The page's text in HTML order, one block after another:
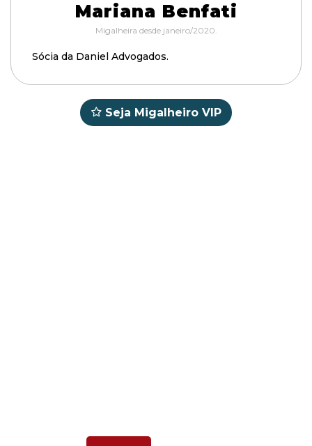
Mariana Benfati
Migalheira desde janeiro/2020.
Sócia da Daniel Advogados.
Seja Migalheiro VIP